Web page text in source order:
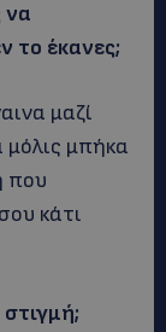
να
το έκανες;
μαζί
μπήκα
που
κάτι